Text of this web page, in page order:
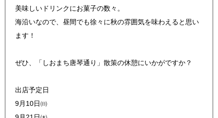
美味しいドリンクにお菓子の数々。
海沿いなので、昼間でも徐々に秋の雰囲気を味わえると思い
ます！
ぜひ、「しおまち唐琴通り」散策の休憩にいかがですか？
出店予定日
9月10日㈰